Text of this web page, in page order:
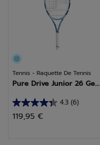
Tennis - Raquette De Tennis
Pure Drive Junior 26 Ge...
4.3 (6)
4.3
sur
119,95 €